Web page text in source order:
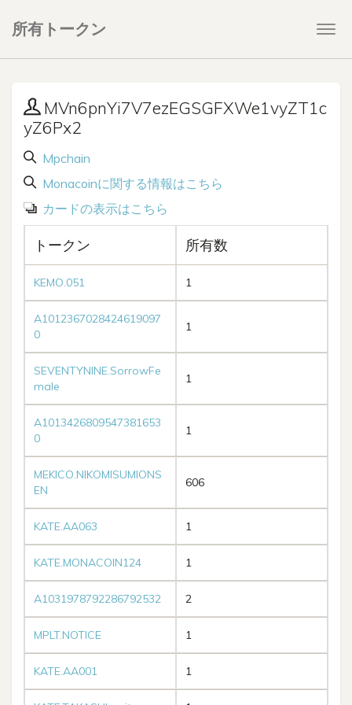
所有トークン
MVn6pnYi7V7ezEGSGFXWe1vyZT1c
yZ6Px2
Mpchain
Monacoinに関する情報はこちら
カードの表示はこちら
トークン 所有数
KEMO.051 1
A1012367028424619097
0
1
SEVENTYNINE.SorrowFe
male
1
A1013426809547381653
0
1
MEKICO.NIKOMISUMIONS
EN
606
KATE.AA063 1
KATE.MONACOIN124 1
A1031978792286792532 2
MPLT.NOTICE 1
KATE.AA001 1